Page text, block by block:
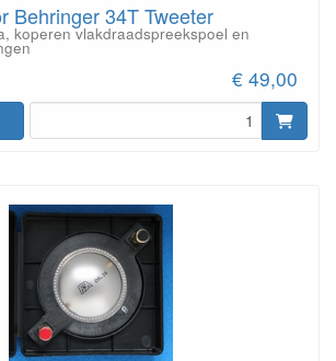
Behringer 34T Tweeter
koperen vlakdraadspreekspoel en
€ 49,00